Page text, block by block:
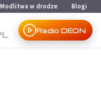
Modlitwa w drodze Blogi
Radio DEON